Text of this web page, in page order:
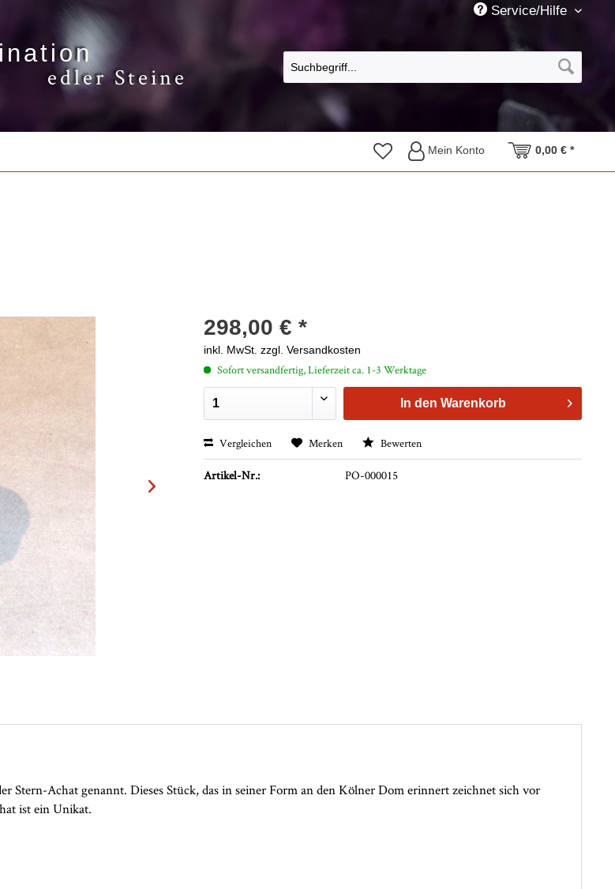
Service/Hilfe
edler Steine
Mein Konto 0,00 € *
298,00 € *
inkl. MwSt.zzgl. Versandkosten
Sofort versandfertig, Lieferzeit ca. 1-3 Werktage
In den Warenkorb
Vergleichen Merken Bewerten
Artikel-Nr.: PO-000015
Achat genannt. Dieses Stück, das in seiner Form an den Kölner Dom erinnert zeichnet sich vor
ist ein Unikat.